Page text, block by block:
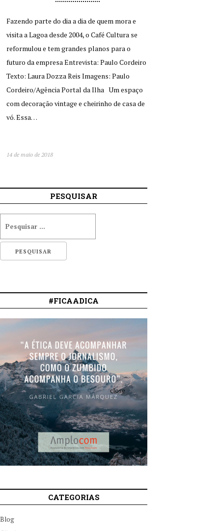
Fazendo parte do dia a dia de quem mora e
visita a Lagoa desde 2004, o Café Cultura se
reformulou e tem grandes planos para o
futuro da empresa Entrevista: Paulo Cordeiro
Texto: Laura Dozza Reis Imagens: Paulo
Cordeiro/Agência Portal da Ilha Um espaço
com decoração vintage e cheirinho de casa de
vó. Essa…
14 de maio de 2018
PESQUISAR
#FICAADICA
CATEGORIAS
Blog
close